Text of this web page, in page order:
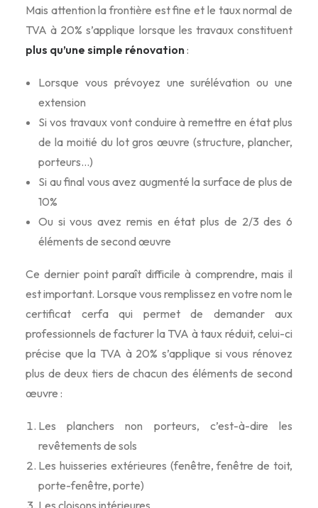
Mais attention la frontière est fine et le taux normal de
TVA à 20% s’applique lorsque les travaux constituent
plus qu’une simple rénovation:
Lorsque vous prévoyez une surélévation ou une
extension
Si vos travaux vont conduire à remettre en état plus
de la moitié du lot gros œuvre (structure, plancher,
porteurs…)
Si au final vous avez augmenté la surface de plus de
10%
Ou si vous avez remis en état plus de 2/3 des 6
éléments de second œuvre
Ce dernier point paraît difficile à comprendre, mais il
est important. Lorsque vous remplissez en votre nom le
certificat cerfa qui permet de demander aux
professionnels de facturer la TVA à taux réduit, celui-ci
précise que la TVA à 20% s’applique si vous rénovez
plus de deux tiers de chacun des éléments de second
œuvre :
Les planchers non porteurs, c’est-à-dire les
revêtements de sols
Les huisseries extérieures (fenêtre, fenêtre de toit,
porte-fenêtre, porte)
Les cloisons intérieures